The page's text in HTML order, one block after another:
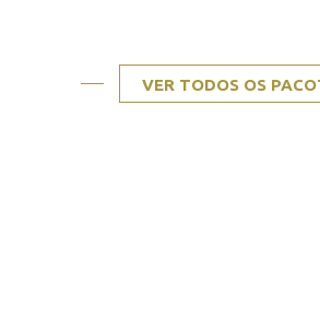
VER TODOS OS